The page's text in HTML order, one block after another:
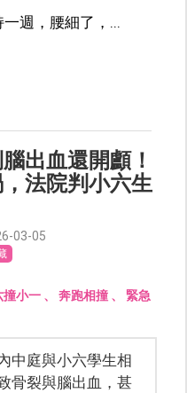
週，腰細了，...
出血還開顱！
法院判小六生
03-05
撞小一、 奔跑相撞、 緊急
中庭與小六學生相
骨裂與腦出血，甚